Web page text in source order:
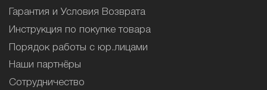
Гарантия и Условия Возврата
Инструкция по покупке товара
Порядок работы с юр.лицами
Наши партнёры
Сотрудничество